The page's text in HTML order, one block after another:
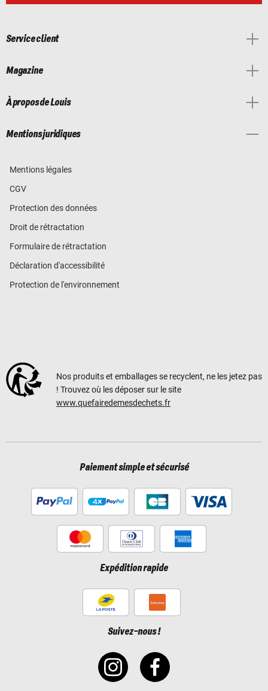
Service client
Magazine
À propos de Louis
Mentions juridiques
Mentions légales
CGV
Protection des données
Droit de rétractation
Formulaire de rétractation
Déclaration d'accessibilité
Protection de l'environnement
Nos produits et emballages se recyclent, ne les jetez pas
! Trouvez où les déposer sur le site
www.quefairedemesdechets.fr
Paiement simple et sécurisé
Expédition rapide
Suivez-nous !